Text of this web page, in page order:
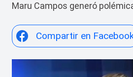
Maru Campos generó
Compartir en